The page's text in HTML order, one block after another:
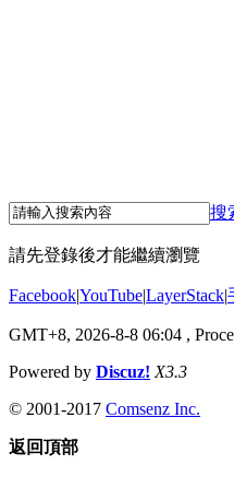
搜
請先登錄後才能繼續瀏覽
Facebook|YouTube|LayerStack|
GMT+8, 2026-8-8 06:04 ,
Powered by Discuz! X3.3
© 2001-2017 Comsenz Inc.
返回頂部